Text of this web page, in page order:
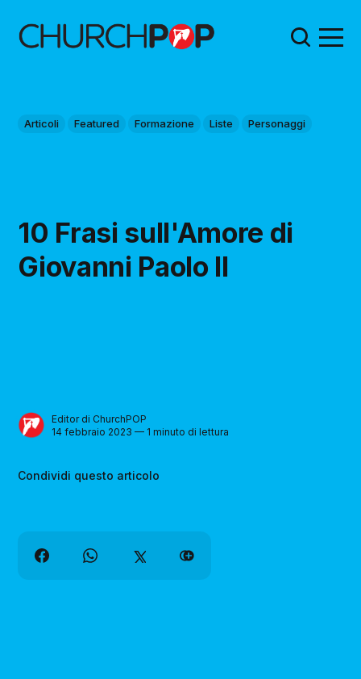
Articoli Featured Formazione Liste Personaggi
10 Frasi sull'Amore di
Giovanni Paolo II
Editor di ChurchPOP
14 febbraio 2023 — 1 minuto di lettura
Condividi questo articolo